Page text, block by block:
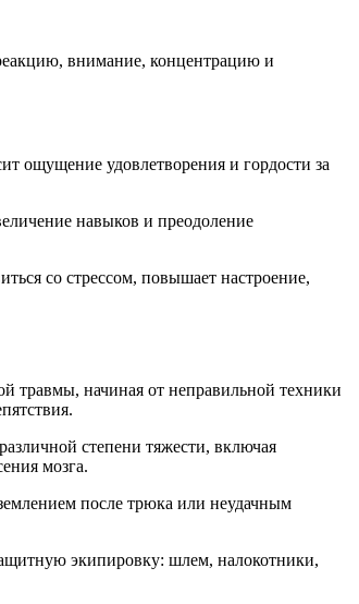
внимание, концентрацию и
ощущение удовлетворения и гордости за
навыков и преодоление
со стрессом, повышает настроение,
травмы, начиная от неправильной техники
степени тяжести, включая
мозга.
после трюка или неудачным
экипировку: шлем, налокотники,